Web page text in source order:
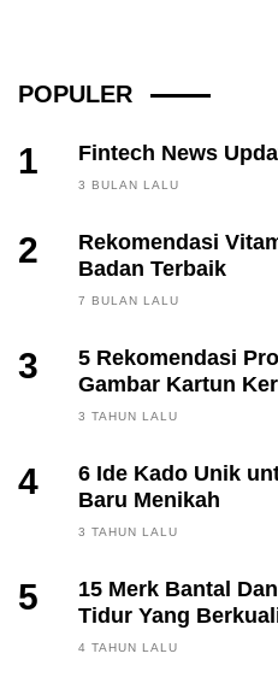
rumah...
POPULER
1 Fintech News
3 BULAN LALU
2
Rekomendasi
Badan Terbaik
7 BULAN LALU
3
5 Rekomendasi
Gambar Kartun
3 TAHUN LALU
4
6 Ide Kado Unik
Baru Menikah
3 TAHUN LALU
5
15 Merk Bantal
Tidur Yang
4 TAHUN LALU